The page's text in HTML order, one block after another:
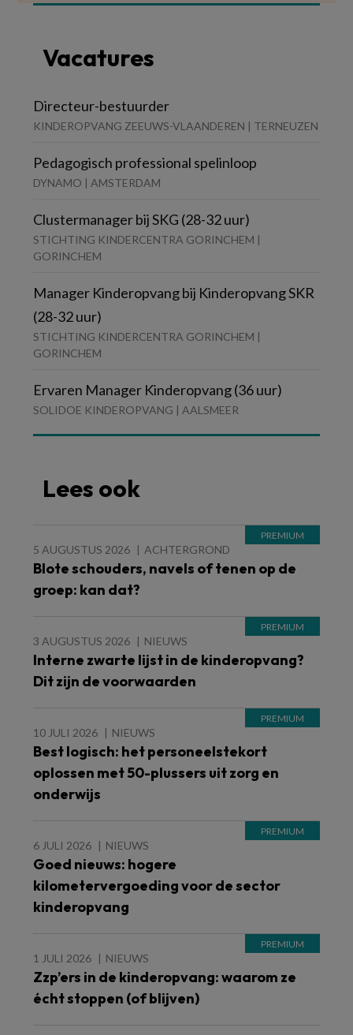
Vacatures
Directeur-bestuurder
KINDEROPVANG ZEEUWS-VLAANDEREN | TERNEUZEN
Pedagogisch professional spelinloop
DYNAMO | AMSTERDAM
Clustermanager bij SKG (28-32 uur)
STICHTING KINDERCENTRA GORINCHEM |
GORINCHEM
Manager Kinderopvang bij Kinderopvang SKR
(28-32 uur)
STICHTING KINDERCENTRA GORINCHEM |
GORINCHEM
Ervaren Manager Kinderopvang (36 uur)
SOLIDOE KINDEROPVANG | AALSMEER
Lees ook
5 AUGUSTUS 2026 ACHTERGROND
Blote schouders, navels of tenen op de
groep: kan dat?
3 AUGUSTUS 2026 NIEUWS
Interne zwarte lijst in de kinderopvang?
Dit zijn de voorwaarden
10 JULI 2026 NIEUWS
Best logisch: het personeelstekort
oplossen met 50-plussers uit zorg en
onderwijs
6 JULI 2026 NIEUWS
Goed nieuws: hogere
kilometervergoeding voor de sector
kinderopvang
1 JULI 2026 NIEUWS
Zzp’ers in de kinderopvang: waarom ze
écht stoppen (of blijven)